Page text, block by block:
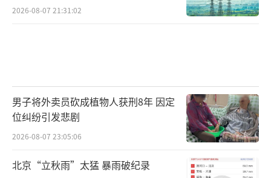
2026-08-07 21:31:02
男子将外卖员砍成植物人获刑8年 因定
位纠纷引发悲剧
2026-08-07 23:05:06
北京“立秋雨”太猛 暴雨破纪录